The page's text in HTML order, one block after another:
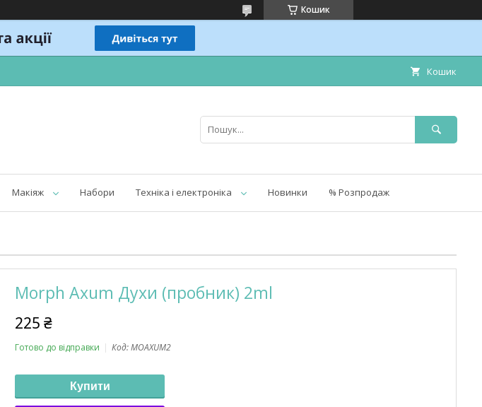
Кошик
Кошик
Макіяж Набори Техніка і електроніка Новинки % Розпродаж
Morph Axum Духи (пробник) 2ml
225 ₴
Готово до відправки Код:MOAXUM2
Купити